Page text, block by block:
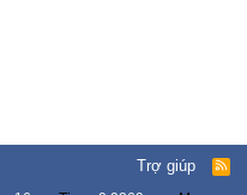
Trợ giúp
R